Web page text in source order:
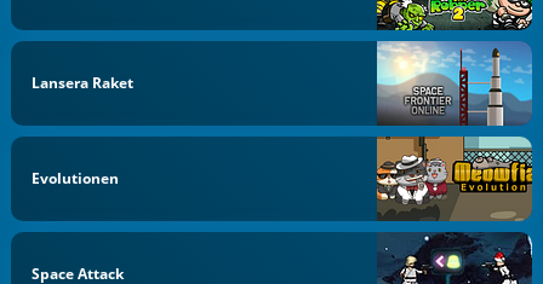
Lansera Raket
Evolutionen
Space Attack